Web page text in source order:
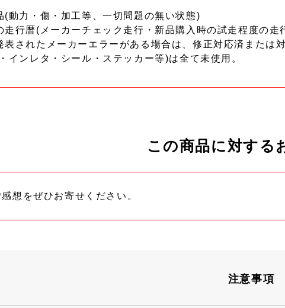
(動力・傷・加工等、一切問題の無い状態)
走行暦(メーカーチェック走行・新品購入時の試走程度の走
表されたメーカーエラーがある場合は、修正対応済または
インレタ・シール・ステッカー等)は全て未使用。
この商品に対する
想をぜひお寄せください。
注意事項